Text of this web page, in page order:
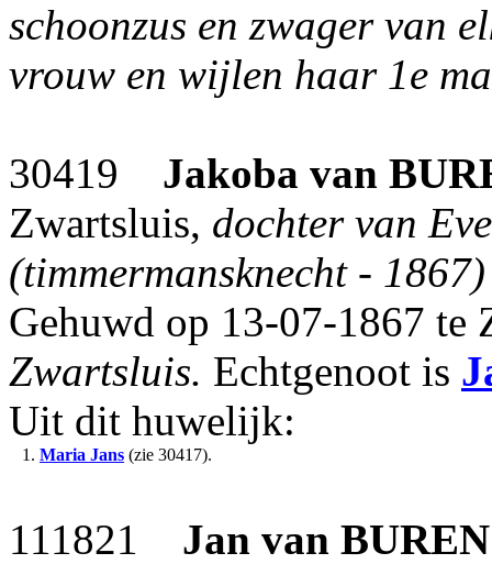
schoonzus en zwager van
vrouw en wijlen haar 1e
30419 Jakoba van
Zwartsluis, dochter van
(timmermansknecht -
Gehuwd op 13-07-1867 te
Zwartsluis. Echtgenoot is
Uit dit huwelijk:
1. Maria Jans (zie 30417).
111821 Jan van BUREN